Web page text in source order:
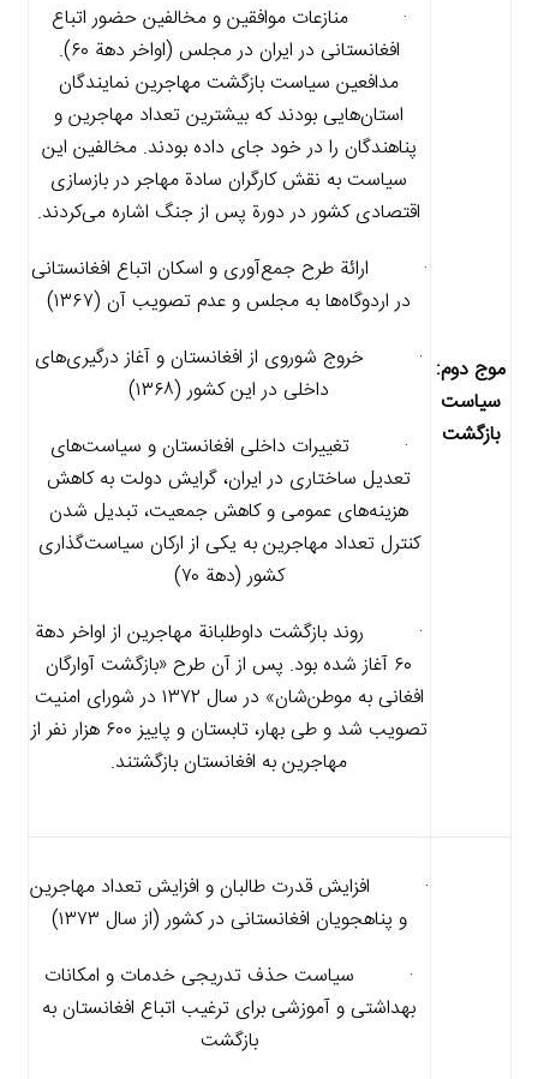
موج دوم:‌
سیاست
بازگشت
· منازعات موافقین و مخالفین حضور اتباع
افغانستانی در ایران در مجلس (اواخر دهة ۶۰).
مدافعین سیاست بازگشت مهاجرین نمایندگان
استان‌هایی بودند که بیشترین تعداد مهاجرین و
پناهندگان را در خود جای داده بودند. مخالفین این
سیاست به نقش کارگران سادة مهاجر در بازسازی
اقتصادی کشور در دورة پس از جنگ اشاره می‌کردند.
· ارائة طرح جمع‌آوری و اسکان اتباع افغانستانی
در اردوگاه‌ها به مجلس و عدم تصویب آن (۱۳۶۷)
· خروج شوروی از افغانستان و آغاز درگیری‌های
داخلی در این کشور (۱۳۶۸)
· تغییرات داخلی افغانستان و سیاست‌های
تعدیل ساختاری در ایران، گرایش دولت به کاهش
هزینه‌های عمومی و کاهش جمعیت، تبدیل شدن
کنترل تعداد مهاجرین به یکی از ارکان سیاست‌گذاری
کشور (دهة ۷۰)
· روند بازگشت داوطلبانة مهاجرین از اواخر دهة
۶۰ آغاز شده بود. پس از آن طرح «بازگشت آوارگان
افغانی به موطن‌شان» در سال ۱۳۷۲ در شورای امنیت
تصویب شد و طی بهار، تابستان و پاییز ۶۰۰ هزار نفر از
مهاجرین به افغانستان بازگشتند.
· افزایش قدرت طالبان و افزایش تعداد مهاجرین
و پناهجویان افغانستانی در کشور (از سال ۱۳۷۳)
· سیاست حذف تدریجی خدمات و امکانات
بهداشتی و آموزشی برای ترغیب اتباع افغانستان به
بازگشت